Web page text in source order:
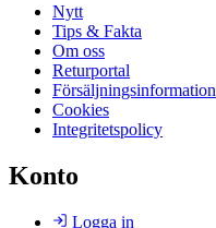
Nytt
Tips & Fakta
Om oss
Returportal
Försäljningsinformation
Cookies
Integritetspolicy
Konto
Logga in